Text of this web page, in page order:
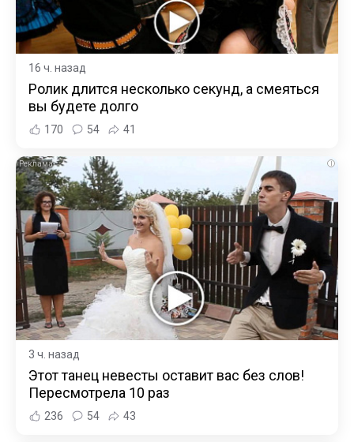
16 ч. назад
Ролик длится несколько секунд, а смеяться
вы будете долго
170 54 41
i
3 ч. назад
Этот танец невесты оставит вас без слов!
Пересмотрела 10 раз
236 54 43